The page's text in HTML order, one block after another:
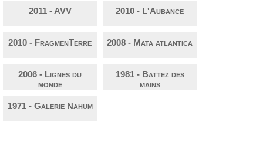
2011 - AVV 2010 - L'Aubance
2010 - FragmenTerre 2008 - Mata atlantica
2006 - Lignes du
monde
1981 - Battez des
mains
1971 - Galerie Nahum